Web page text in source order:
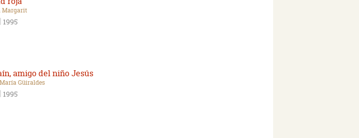
Margarit
1995
amigo del niño Jesús
Güiraldes
1995